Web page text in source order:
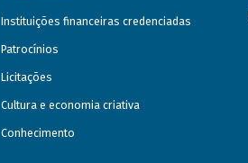
Instituições financeiras credenciadas
Patrocínios
Licitações
Cultura e economia criativa
Conhecimento